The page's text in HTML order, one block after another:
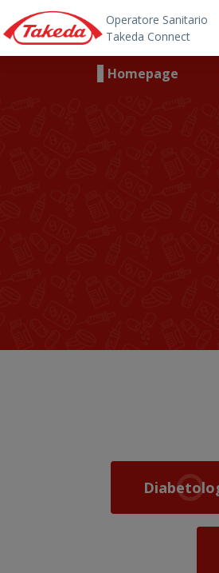
Skip to main content
Main navigation
Homepage